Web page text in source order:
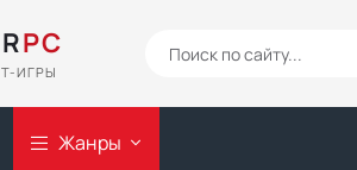
PC
ИГРЫ
Жанры